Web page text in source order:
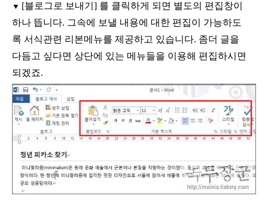
▼ [블로그로 보내기 ] 를 클릭하게 되면 별도의 편집창이
하나 뜹니다. 그속에 보낼 내용에 대한 편집이 가능하도
록 서식관련 리본메뉴를 제공하고 있습니다. 좀더 글을
다듬고 싶다면 상단에 있는 메뉴들을 이용해 편집하시면
되겠죠.